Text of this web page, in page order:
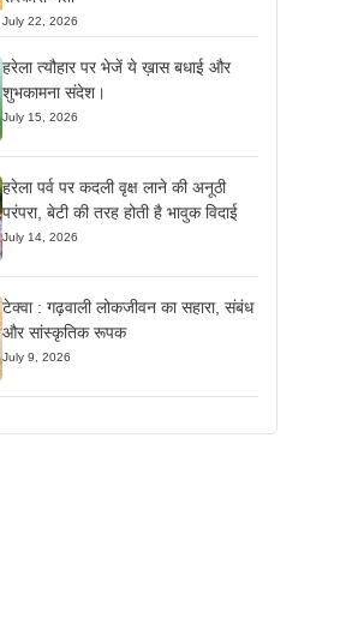
July 22, 2026
हरेला त्यौहार पर भेजें ये ख़ास बधाई और
शुभकामना संदेश।
July 15, 2026
हरेला पर्व पर कदली वृक्ष लाने की अनूठी
परंपरा, बेटी की तरह होती है भावुक विदाई
July 14, 2026
टेक्वा : गढ़वाली लोकजीवन का सहारा, संबंध
और सांस्कृतिक रूपक
July 9, 2026